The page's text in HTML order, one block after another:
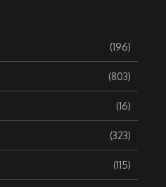
(196)
(803)
(16)
(323)
(115)